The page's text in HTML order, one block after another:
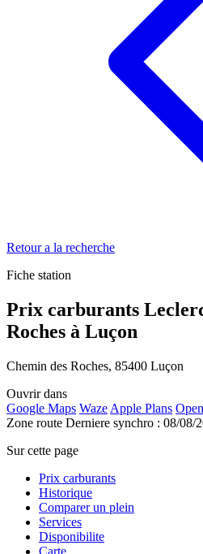
Retour a la recherche
Fiche station
Prix carburants
Roches à Luçon
Chemin des Roches, 85400 Luçon
Ouvrir dans
Google Maps Waze Apple Plans
Zone route Derniere synchro : 08/08/
Sur cette page
Prix carburants
Historique
Comparer un plein
Services
Disponibilite
Carte